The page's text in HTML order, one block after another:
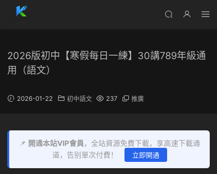
2026版初中【寒假每日一練】30講789年級通
用（語文）
2026-01-22 初中語文 237 推廣
📌 開通本站VIP會員，全站資源免費下載，享高速下載通
道，告别單次付費！
立即開通